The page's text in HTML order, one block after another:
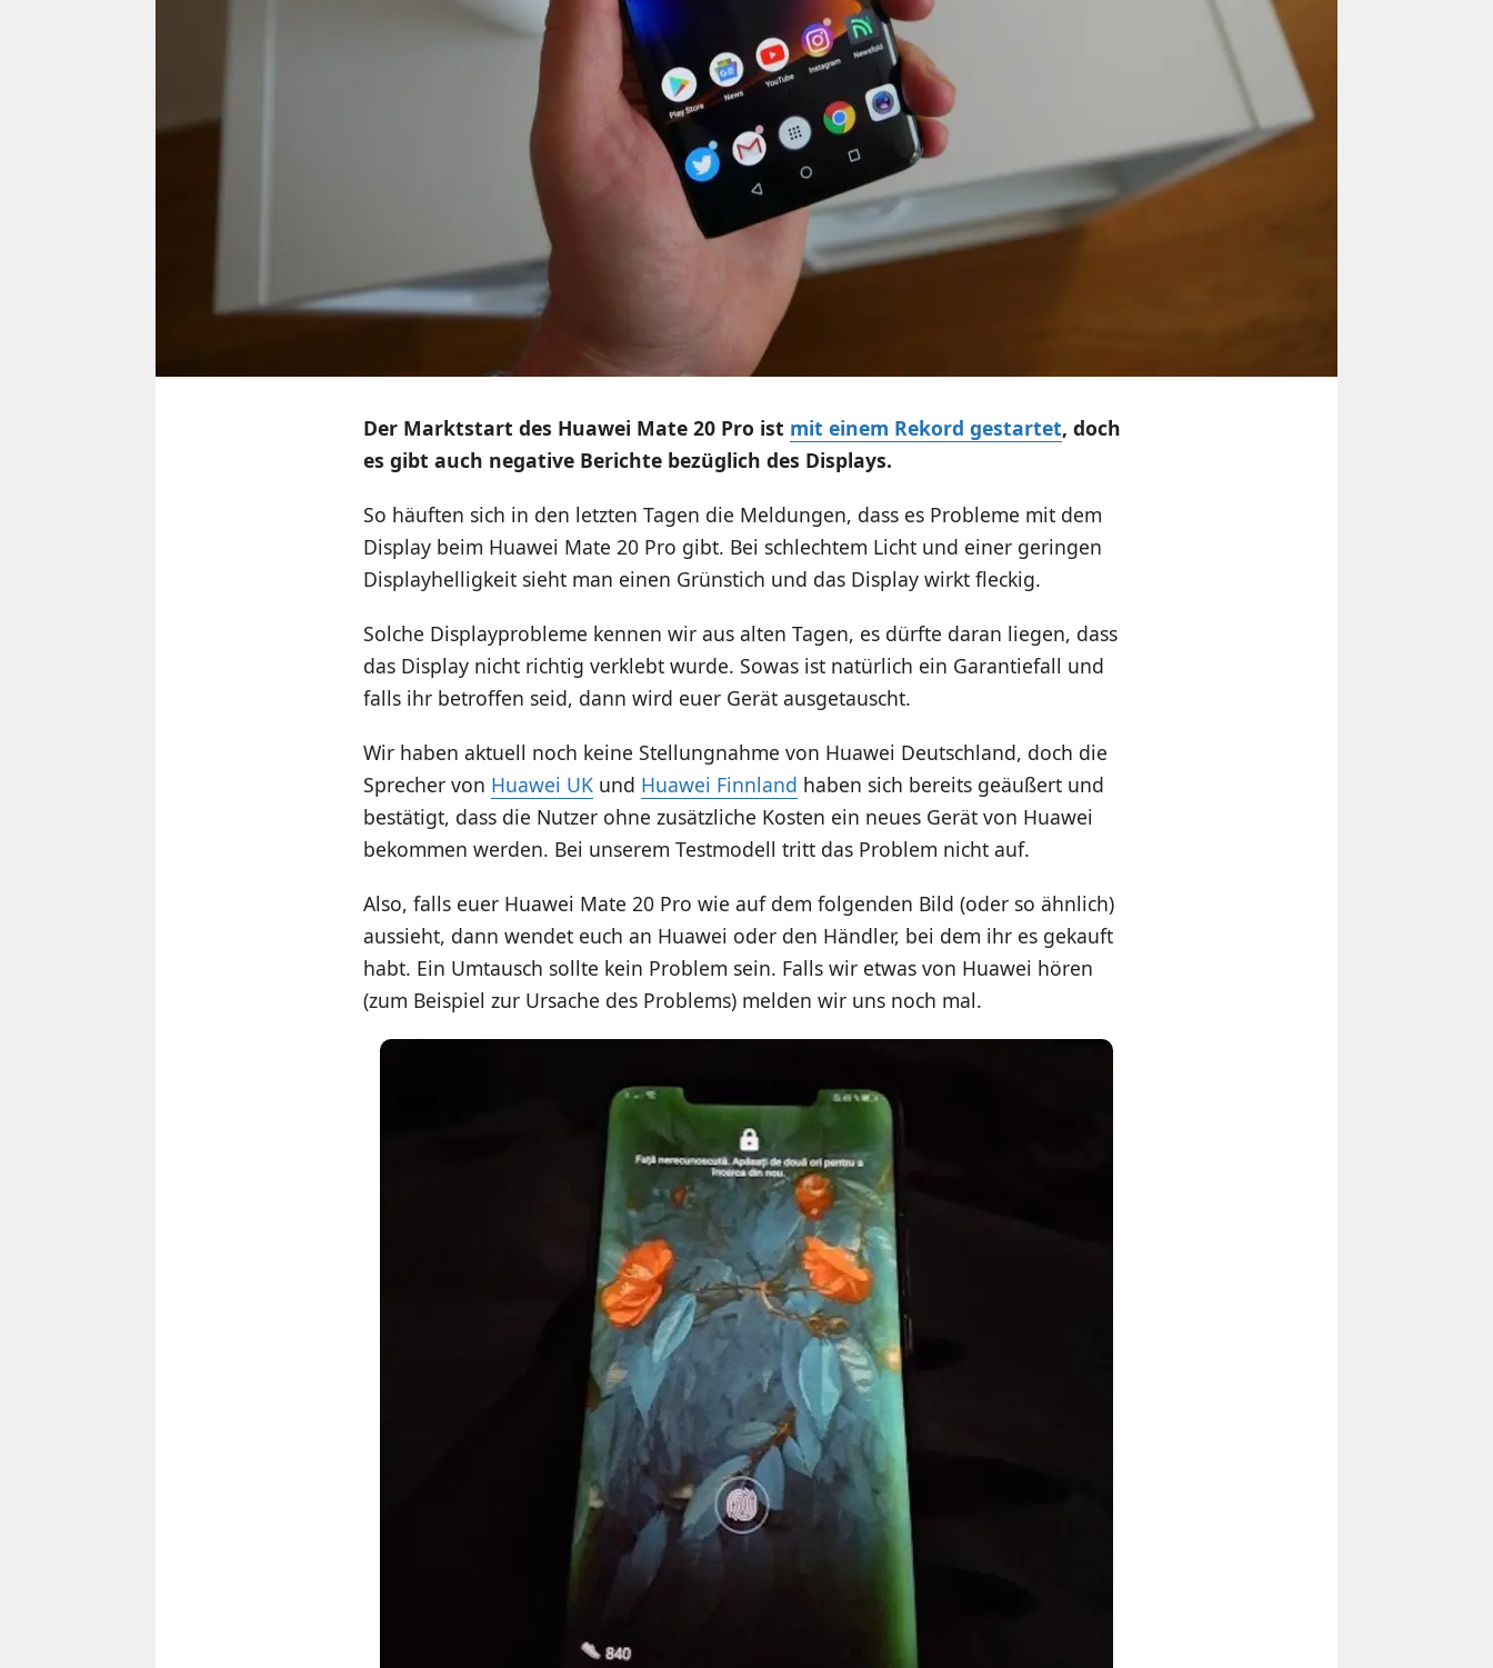
Der Marktstart des Huawei Mate 20 Pro ist mit einem Rekord gestartet, doch
es gibt auch negative Berichte bezüglich des Displays.
So häuften sich in den letzten Tagen die Meldungen, dass es Probleme mit dem
Display beim Huawei Mate 20 Pro gibt. Bei schlechtem Licht und einer geringen
Displayhelligkeit sieht man einen Grünstich und das Display wirkt fleckig.
Solche Displayprobleme kennen wir aus alten Tagen, es dürfte daran liegen, dass
das Display nicht richtig verklebt wurde. Sowas ist natürlich ein Garantiefall und
falls ihr betroffen seid, dann wird euer Gerät ausgetauscht.
Wir haben aktuell noch keine Stellungnahme von Huawei Deutschland, doch die
Sprecher von Huawei UKund Huawei Finnland haben sich bereits geäußert und
bestätigt, dass die Nutzer ohne zusätzliche Kosten ein neues Gerät von Huawei
bekommen werden. Bei unserem Testmodell tritt das Problem nicht auf.
Also, falls euer Huawei Mate 20 Pro wie auf dem folgenden Bild (oder so ähnlich)
aussieht, dann wendet euch an Huawei oder den Händler, bei dem ihr es gekauft
habt. Ein Umtausch sollte kein Problem sein. Falls wir etwas von Huawei hören
(zum Beispiel zur Ursache des Problems) melden wir uns noch mal.